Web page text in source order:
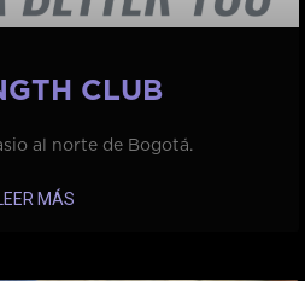
CLUB
al norte de Bogotá.
MÁS